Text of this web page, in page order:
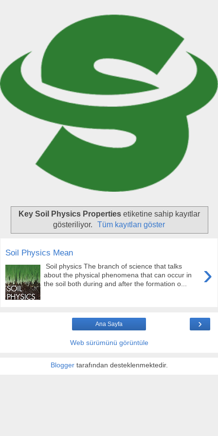
Key Soil Physics Propertiesetiketine sahip kayıtlar
gösteriliyor.
Tüm kayıtları göster
Soil Physics Mean
›
Soil physics The branch of science that talks
about the physical phenomena that can occur in
the soil both during and after the formation o...
›
Ana Sayfa
Web sürümünü görüntüle
Bloggertarafından desteklenmektedir.